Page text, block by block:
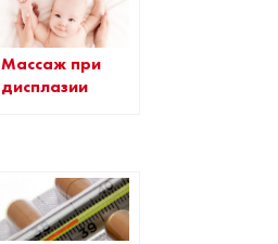
Массаж при
дисплазии